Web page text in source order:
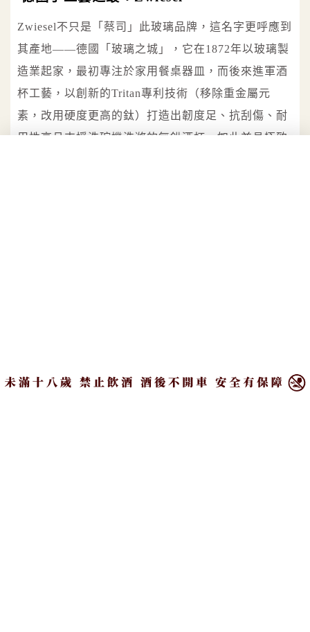
Zwiesel不只是「蔡司」此玻璃品牌，這名字更呼應到
其產地——德國「玻璃之城」，它在1872年以玻璃製
造業起家，最初專注於家用餐桌器皿，而後來進軍酒
杯工藝，以創新的Tritan專利技術（移除重金屬元
素，改用硬度更高的鈦）打造出韌度足、抗刮傷、耐
用性高且支援洗碗機洗滌的無鉛酒杯，如此兼具極致